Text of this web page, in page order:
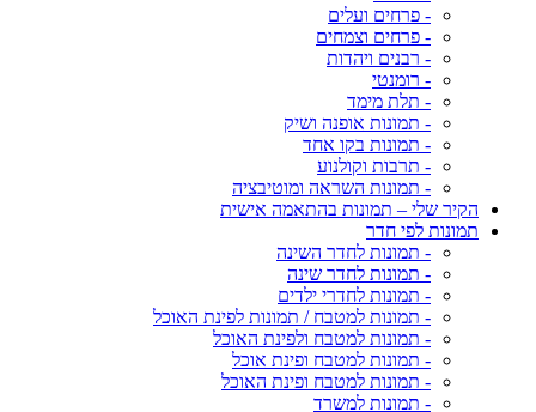
- פרחים ועלים
- פרחים וצמחים
- רבנים ויהדות
- רומנטי
- תלת מימד
- תמונות אופנה ושיק
- תמונות בקו אחד
- תרבות וקולנוע
- תמונות השראה ומוטיבציה
הקיר שלי – תמונות בהתאמה אישית
תמונות לפי חדר
- תמונות לחדר השינה
- תמונות לחדר שינה
- תמונות לחדרי ילדים
- תמונות למטבח / תמונות לפינת האוכל
- תמונות למטבח ולפינת האוכל
- תמונות למטבח ופינת אוכל
- תמונות למטבח ופינת האוכל
- תמונות למשרד